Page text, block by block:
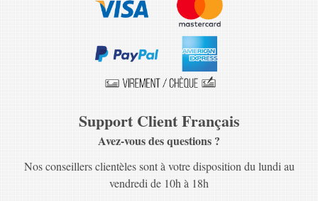
Support Client Français
Avez-vous des questions ?
Nos conseillers clientèles sont à votre disposition du lundi au
vendredi de 10h à 18h